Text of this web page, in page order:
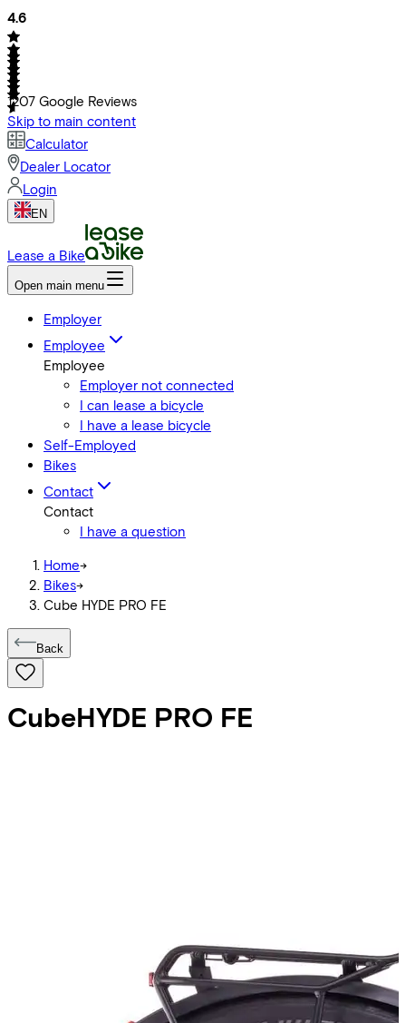
4.6
1207 Google Reviews
Skip to main content
Calculator
Dealer Locator
Login
EN
Lease a Bike
Open main menu
Employer
Employee
Employee
Employer not connected
I can lease a bicycle
I have a lease bicycle
Self-Employed
Bikes
Contact
Contact
I have a question
Home->
Bikes->
Cube HYDE PRO FE
Back
CubeHYDE PRO FE